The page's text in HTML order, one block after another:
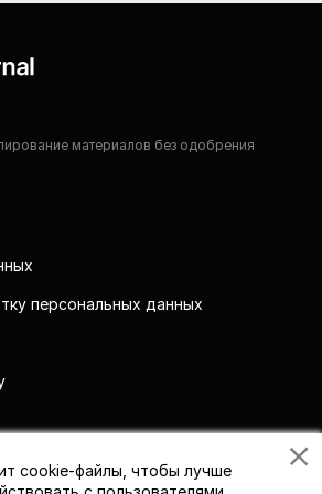
материалов без одобрения
персональных данных
cookie-файлы, чтобы лучше